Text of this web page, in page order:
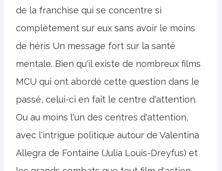
de la franchise qui se concentre si
complètement sur eux sans avoir le moins
de héris Un message fort sur la santé
mentale. Bien qu'il existe de nombreux films
MCU qui ont abordé cette question dans le
passé, celui-ci en fait le centre d'attention.
Ou au moins l'un des centres d'attention,
avec l'intrigue politique autour de Valentina
Allegra de Fontaine (Julia Louis-Dreyfus) et